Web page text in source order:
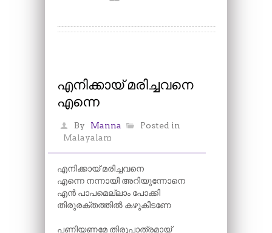
എനിക്കായ് മരിച്ചവനെ
എന്നെ
By Manna
Posted in
Malayalam
എനിക്കായ് മരിച്ചവനെ
എന്നെ നന്നായി അറിയുന്നോനെ
എൻ പാപമെല്ലാം പോക്കി
തിരുരക്തത്തിൽ കഴുകീടണേ
പണിയണമേ തിരുപാത്രമായ്